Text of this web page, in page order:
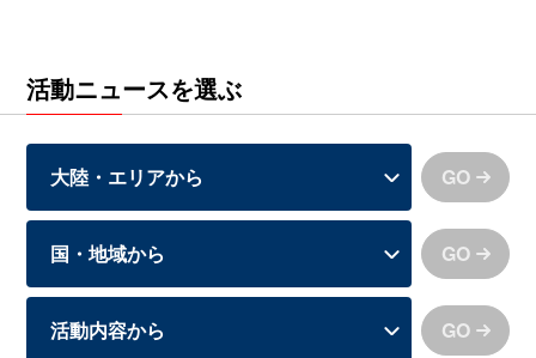
活動ニュースを選ぶ
GO
GO
GO